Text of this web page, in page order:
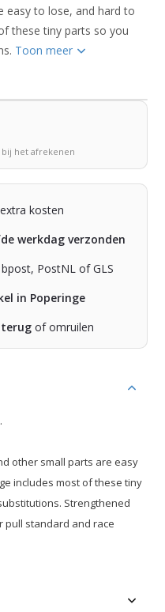
easy to lose, and hard to
these tiny parts so you
Toon meer
het afrekenen
kosten
werkdag verzonden
PostNL of GLS
in Poperinge
of omruilen
other small parts are easy
includes most of these tiny
Strengthened
pull standard and race